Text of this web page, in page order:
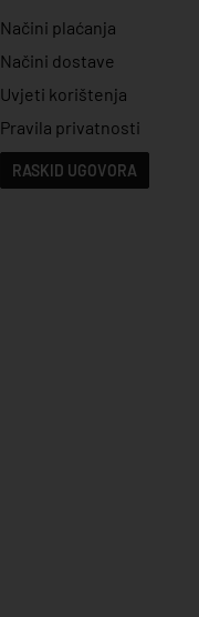
Načini plaćanja
Načini dostave
Uvjeti korištenja
Pravila privatnosti
RASKID UGOVORA